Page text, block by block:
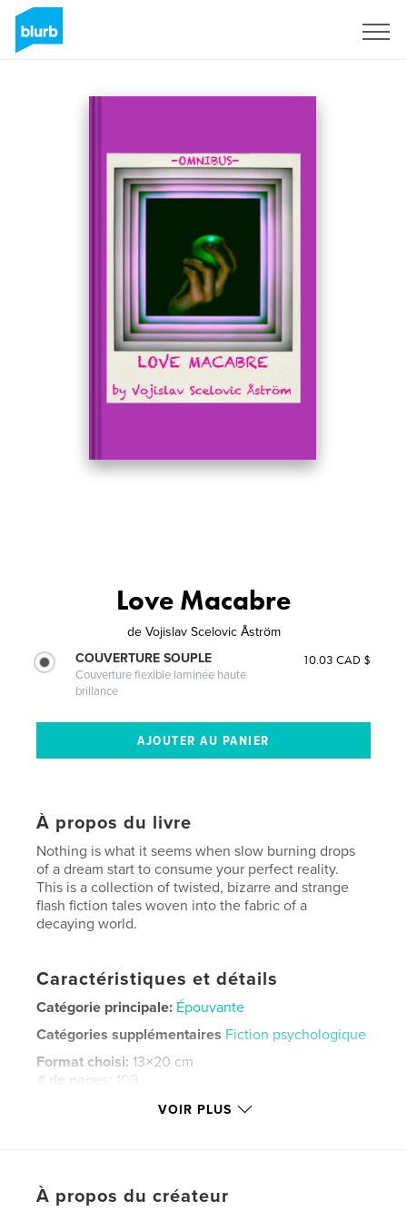
Love Macabre
de Vojislav Scelovic Åström
COUVERTURE SOUPLE
Couverture flexible laminée haute
brillance
10.03 CAD $
À propos du livre
Nothing is what it seems when slow burning drops
of a dream start to consume your perfect reality.
This is a collection of twisted, bizarre and strange
flash fiction tales woven into the fabric of a
decaying world.
Caractéristiques et détails
Catégorie principale: Épouvante
Catégories supplémentaires Fiction psychologique
Format choisi: 13×20 cm
# de pages: 108
Mots-clés
VOIR PLUS
À propos du créateur